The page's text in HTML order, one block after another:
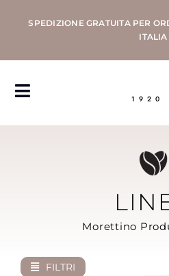
SPEDIZIONE GRATUITA PER
ITALIA
1920
Toggle
Navigation
PROFESSIONAL
Morettino
FILTRI